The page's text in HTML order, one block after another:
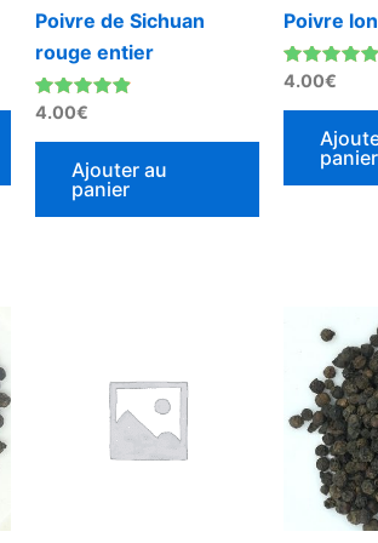
Poivre de Sichuan
rouge entier
Note
sur 5
4.00€
Ajouter au
panier
Poivre
Note
sur 5
4.00€
panier